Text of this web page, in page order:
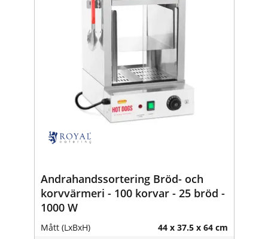
Andrahandssortering Bröd- och
korvvärmeri - 100 korvar - 25 bröd -
1000 W
Mått (LxBxH) 44 x 37.5 x 64 cm